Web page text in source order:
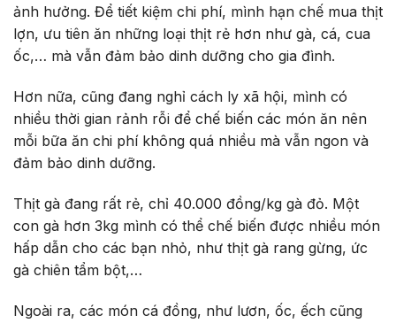
ảnh hưởng. Để tiết kiệm chi phí, mình hạn chế mua thịt
lợn, ưu tiên ăn những loại thịt rẻ hơn như gà, cá, cua
ốc,… mà vẫn đảm bảo dinh dưỡng cho gia đình.
Hơn nữa, cũng đang nghỉ cách ly xã hội, mình có
nhiều thời gian rảnh rỗi để chế biến các món ăn nên
mỗi bữa ăn chi phí không quá nhiều mà vẫn ngon và
đảm bảo dinh dưỡng.
Thịt gà đang rất rẻ, chỉ 40.000 đồng/kg gà đỏ. Một
con gà hơn 3kg mình có thể chế biến được nhiều món
hấp dẫn cho các bạn nhỏ, như thịt gà rang gừng, ức
gà chiên tẩm bột,…
Ngoài ra, các món cá đồng, như lươn, ốc, ếch cũng